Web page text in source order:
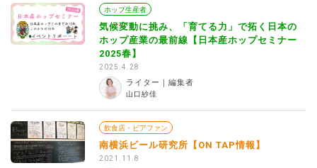
ホップ生産者
気候変動に挑み、「育てる力」で拓く日本の
ホップ産業の最前線【日本産ホップセミナー
2025春】
2025.4.28
ライター｜編集者
山口紗佳
飲食店・ビアファン
南横浜ビール研究所【ON TAP情報】
2021.11.8